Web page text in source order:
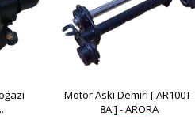
Motor Askı Demiri [ AR100T-
8A ] - ARORA